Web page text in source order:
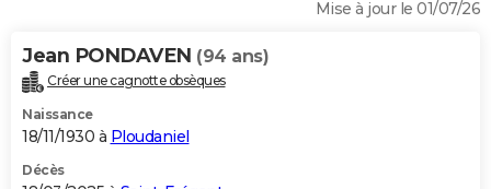
Alimentation
Guide de la santé
Maladies
Médicaments
Sommeil
VOYAGE
Destinations
City break
Voyage nature
Voyage de noces
Forum
Climat
+PHOTO
GUIDES D'ACHAT
BONS PLANS
Mise à jour le 01/07/26
Jean PONDAVEN (94 ans)
Créer une cagnotte obsèques
Naissance
18/11/1930 à Ploudaniel
Décès